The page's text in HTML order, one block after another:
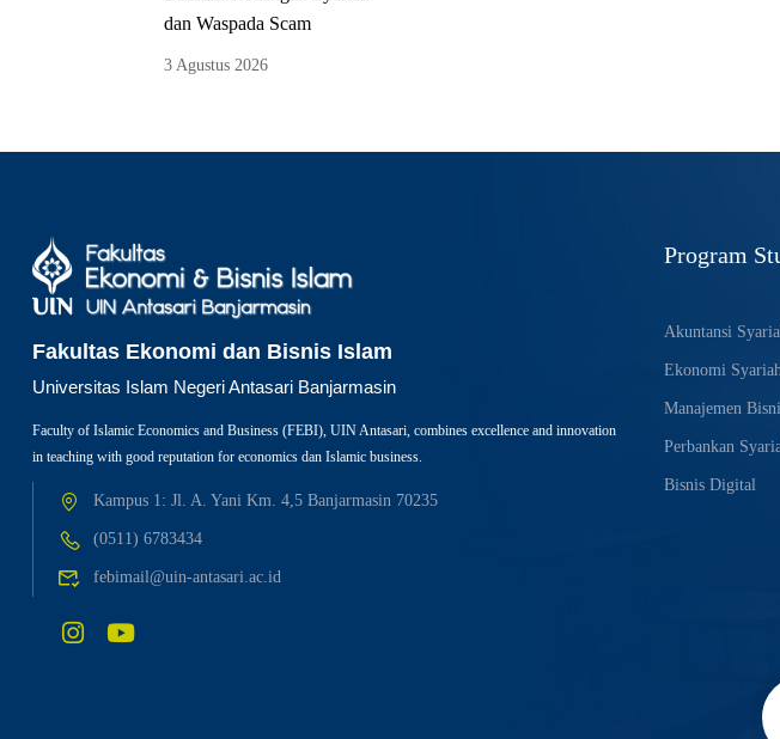
dan Waspada Scam
3 Agustus 2026
Fakultas Ekonomi dan Bisnis Islam
Universitas Islam Negeri Antasari Banjarmasin
Faculty of Islamic Economics and Business (FEBI), UIN Antasari, combines excellence and innovation
in teaching with good reputation for economics dan Islamic business.
Kampus 1: Jl. A. Yani Km. 4,5 Banjarmasin 70235
(0511) 6783434
febimail@uin-antasari.ac.id
Program
Akuntansi
Ekonomi Syariah
Manajemen
Perbankan
Bisnis Digital